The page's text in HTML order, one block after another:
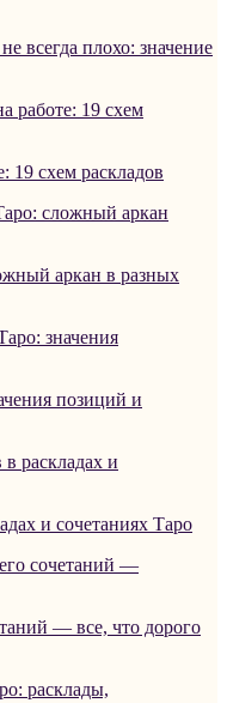
всегда плохо: значение
19 схем раскладов
аркан в разных
позиций и
и сочетаниях Таро
— все, что дорого